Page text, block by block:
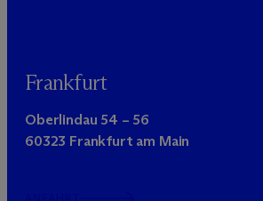
Frankfurt
Oberlindau 54 – 56
60323 Frankfurt am Main